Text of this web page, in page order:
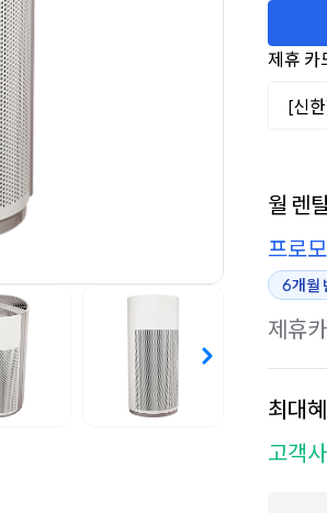
제휴 카
[신
이용
월 렌
프로
6개월
제휴
최대
고객